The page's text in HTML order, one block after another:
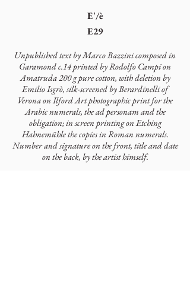
E'/è
E29
Unpublished text by Marco Bazzini composed in
Garamond c.14 printed by Rodolfo Campi on
Amatruda 200 g pure cotton, with deletion by
Emilio Isgrò, silk-screened by Berardinelli of
Verona on Ilford Art photographic print for the
Arabic numerals, the ad personam and the
obligation; in screen printing on Etching
Hahnemühle the copies in Roman numerals.
Number and signature on the front, title and date
on the back, by the artist himself.